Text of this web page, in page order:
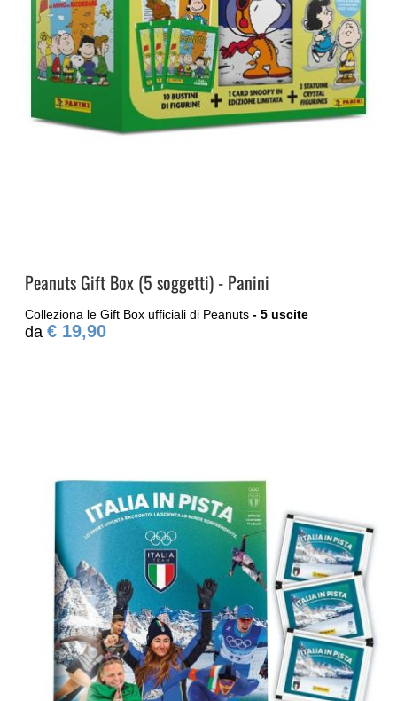
Peanuts Gift Box (5 soggetti) - Panini
Colleziona le Gift Box ufficiali di Peanuts - 5 uscite
€ 19,90